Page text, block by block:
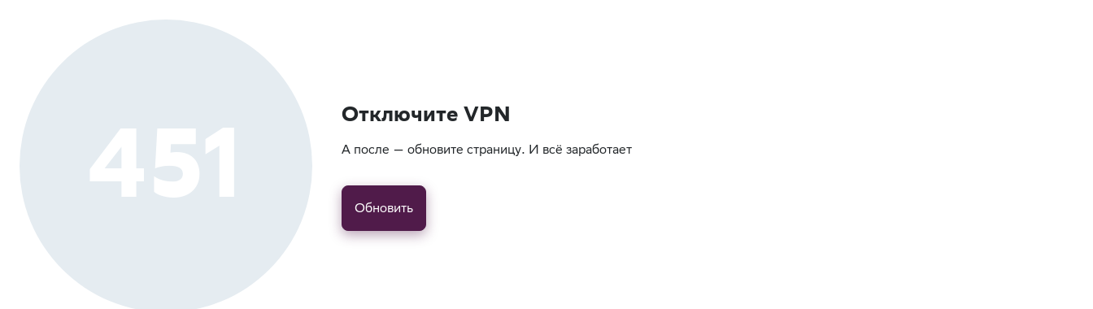
451 Отключите VPN
А после — обновите страницу. И всё заработает
Обновить